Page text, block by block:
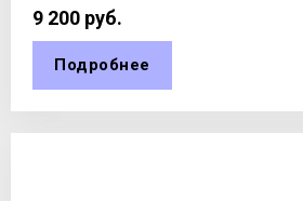
9 200 руб.
Подробнее